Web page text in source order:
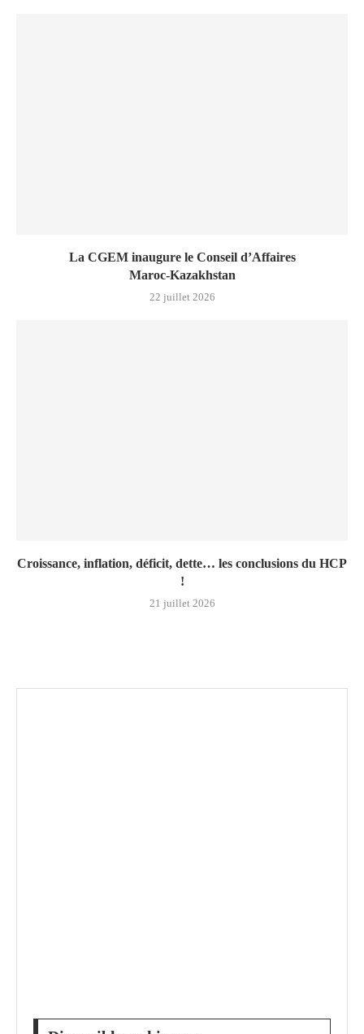
La CGEM inaugure le Conseil d’Affaires
Maroc‑Kazakhstan
22 juillet 2026
Croissance, inflation, déficit, dette… les conclusions du HCP
!
21 juillet 2026